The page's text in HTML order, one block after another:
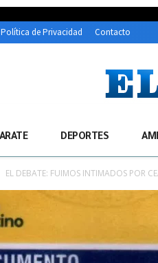
Política de Privacidad Contacto
DEPORTES
EL DEBATE: FUIMOS INTIMADOS POR